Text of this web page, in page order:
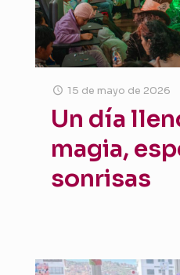
15 de mayo de 2026
Un día
magia,
sonrisas